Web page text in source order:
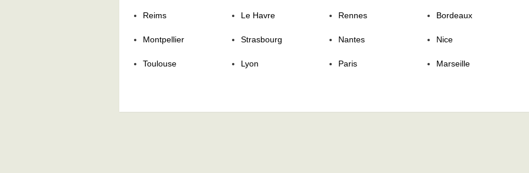
Reims Le Havre Rennes Bordeaux
Montpellier Strasbourg Nantes Nice
Toulouse Lyon Paris Marseille